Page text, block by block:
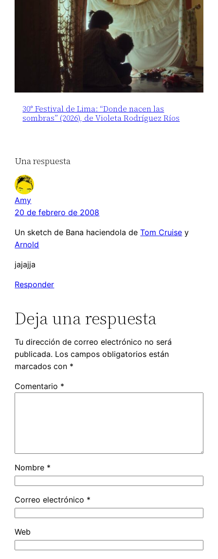
30° Festival de Lima: “Donde nacen las
sombras” (2026), de Violeta Rodríguez Ríos
Una respuesta
Amy
20 de febrero de 2008
Un sketch de Bana haciendola deTom Cruise y
Arnold
jajajja
Responder
Deja una respuesta
Tu dirección de correo electrónico no será
publicada. Los campos obligatorios están
marcados con *
Comentario *
Nombre *
Correo electrónico *
Web